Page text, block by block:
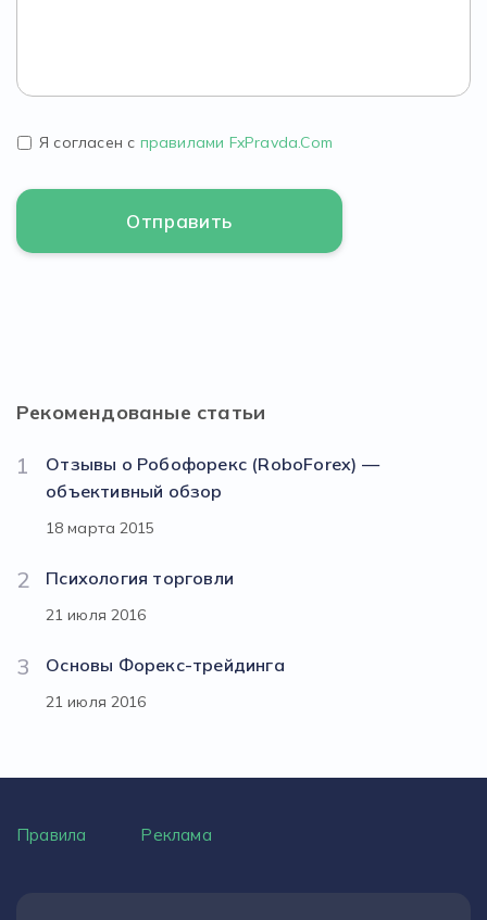
Я согласен с правилами FxPravda.Com
Рекомендованые статьи
1
Отзывы о Робофорекс (RoboForex) —
объективный обзор
18 марта 2015
2 Психология торговли
21 июля 2016
3 Основы Форекс-трейдинга
21 июля 2016
Правила Реклама